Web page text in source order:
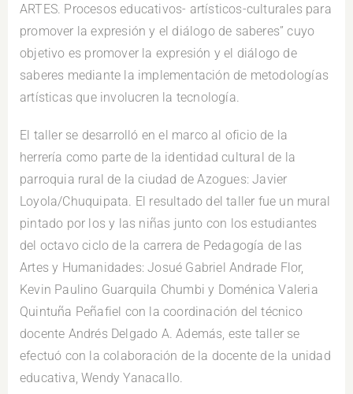
ARTES. Procesos educativos- artísticos-culturales para
promover la expresión y el diálogo de saberes” cuyo
objetivo es promover la expresión y el diálogo de
saberes mediante la implementación de metodologías
artísticas que involucren la tecnología.
El taller se desarrolló en el marco al oficio de la
herrería como parte de la identidad cultural de la
parroquia rural de la ciudad de Azogues: Javier
Loyola/Chuquipata. El resultado del taller fue un mural
pintado por los y las niñas junto con los estudiantes
del octavo ciclo de la carrera de Pedagogía de las
Artes y Humanidades: Josué Gabriel Andrade Flor,
Kevin Paulino Guarquila Chumbi y Doménica Valeria
Quintuña Peñafiel con la coordinación del técnico
docente Andrés Delgado A. Además, este taller se
efectuó con la colaboración de la docente de la unidad
educativa, Wendy Yanacallo.